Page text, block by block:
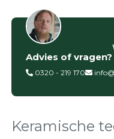
Filter op
Categorieën
Betontegels
tegels
Natuursteen
Advies of vragen?
0320 - 219 170
Keramische